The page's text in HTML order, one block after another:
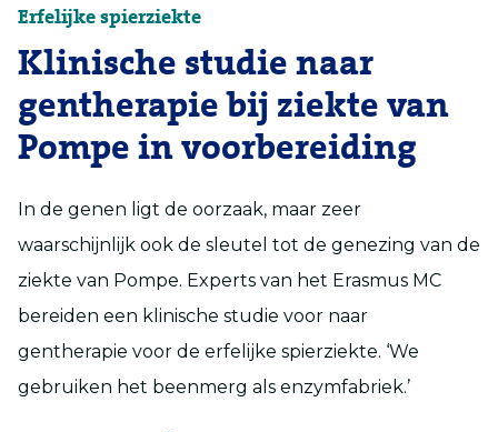
Erfelijke spierziekte
Klinische studie naar
gentherapie bij ziekte van
Pompe in voorbereiding
In de genen ligt de oorzaak, maar zeer
waarschijnlijk ook de sleutel tot de genezing van de
ziekte van Pompe. Experts van het Erasmus MC
bereiden een klinische studie voor naar
gentherapie voor de erfelijke spierziekte. ‘We
gebruiken het beenmerg als enzymfabriek.’